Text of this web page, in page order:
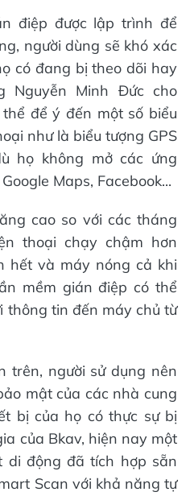
điệp được lập trình để
người dùng sẽ khó xác
có đang bị theo dõi hay
Nguyễn Minh Đức cho
để ý đến một số biểu
như là biểu tượng GPS
họ không mở các ứng
Maps, Facebook...
cao so với các tháng
thoại chạy chậm hơn
hết và máy nóng cả khi
mềm gián điệp có thể
thông tin đến máy chủ từ
trên, người sử dụng nên
mật của các nhà cung
bị của họ có thực sự bị
của Bkav, hiện nay một
di động đã tích hợp sẵn
Scan với khả năng tự